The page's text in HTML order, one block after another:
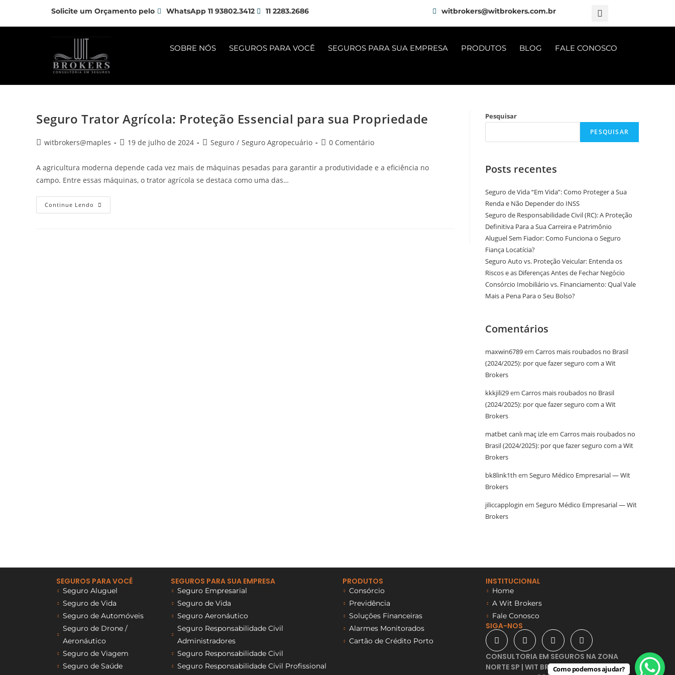
Solicite um Orçamento pelo WhatsApp 11 93802.3412 11 2283.2686 witbrokers@witbrokers.com.br
SOBRE NÓS SEGUROS PARA VOCÊ SEGUROS PARA SUA EMPRESA PRODUTOS BLOG FALE CONOSCO
Seguro Trator Agrícola: Proteção Essencial para sua Propriedade
witbrokers@maples 19 de julho de 2024 Seguro / Seguro Agropecuário 0 Comentário
A agricultura moderna depende cada vez mais de máquinas pesadas para garantir a produtividade e a eficiência no
campo. Entre essas máquinas, o trator agrícola se destaca como uma das…
Continue Lendo
Pesquisar
PESQUISAR
Posts recentes
Seguro de Vida “Em Vida”: Como Proteger a Sua
Renda e Não Depender do INSS
Seguro de Responsabilidade Civil (RC): A Proteção
Definitiva Para a Sua Carreira e Patrimônio
Aluguel Sem Fiador: Como Funciona o Seguro
Fiança Locatícia?
Seguro Auto vs. Proteção Veicular: Entenda os
Riscos e as Diferenças Antes de Fechar Negócio
Consórcio Imobiliário vs. Financiamento: Qual Vale
Mais a Pena Para o Seu Bolso?
Comentários
maxwin6789em Carros mais roubados no Brasil
(2024/2025): por que fazer seguro com a Wit
Brokers
kkkjili29em Carros mais roubados no Brasil
(2024/2025): por que fazer seguro com a Wit
Brokers
matbet canlı maç izleem Carros mais roubados no
Brasil (2024/2025): por que fazer seguro com a Wit
Brokers
bk8link1th em Seguro Médico Empresarial — Wit
Brokers
jiliccapplogin em Seguro Médico Empresarial — Wit
Brokers
SEGUROS PARA VOCÊ
Seguro Aluguel
Seguro de Vida
Seguro de Automóveis
Seguro de Drone /
Aeronáutico
Seguro de Viagem
Seguro de Saúde
SEGUROS PARA SUA EMPRESA
Seguro Empresarial
Seguro de Vida
Seguro Aeronáutico
Seguro Responsabilidade Civil
Administradores
Seguro Responsabilidade Civil
Seguro Responsabilidade Civil Profissional
PRODUTOS
Consórcio
Previdência
Soluções Financeiras
Alarmes Monitorados
Cartão de Crédito Porto
INSTITUCIONAL
Home
A Wit Brokers
Fale Conosco
SIGA-NOS
CONSULTORIA EM SEGUROS NA ZONA
NORTE SP | WIT BROKERS -Como podemos ajudar?